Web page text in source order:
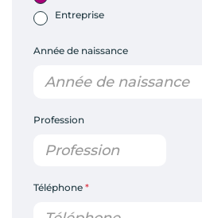
Entreprise
Année de naissance
Profession
Téléphone *